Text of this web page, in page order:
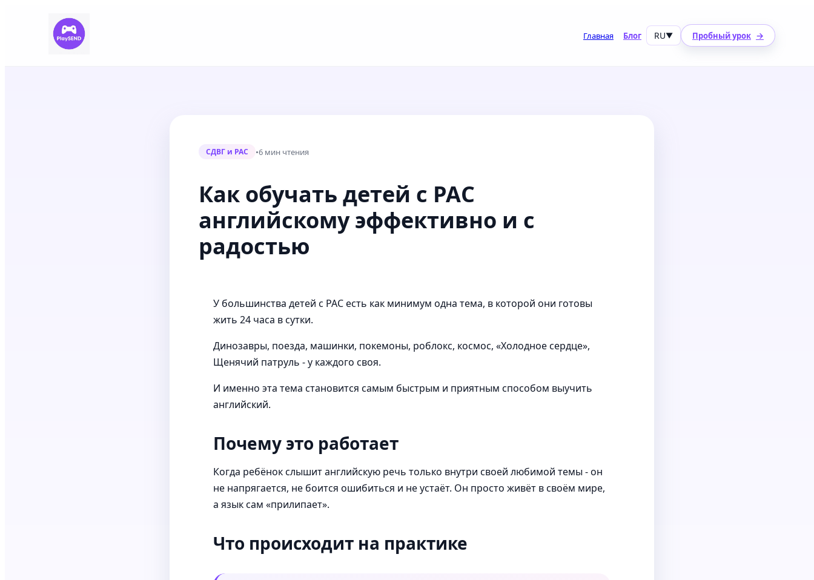
Главная Блог RU▼ Пробный урок →
СДВГ и РАС •6 мин чтения
Как обучать детей с РАС
английскому эффективно и с
радостью
У большинства детей с РАС есть как минимум одна тема, в которой они готовы
жить 24 часа в сутки.
Динозавры, поезда, машинки, покемоны, роблокс, космос, «Холодное сердце»,
Щенячий патруль - у каждого своя.
И именно эта тема становится самым быстрым и приятным способом выучить
английский.
Почему это работает
Когда ребёнок слышит английскую речь только внутри своей любимой темы - он
не напрягается, не боится ошибиться и не устаёт. Он просто живёт в своём мире,
а язык сам «прилипает».
Что происходит на практике